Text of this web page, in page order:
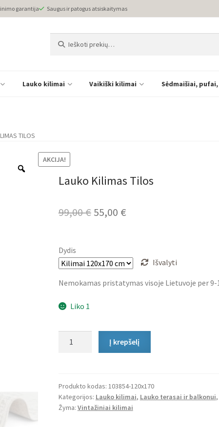
garantija Saugus ir patogus atsiskaitymas
Lauko kilimai Vaikiški kilimai Sėdmaišiai,
TILOS
AKCIJA!
Lauko Kilimas Tilos
99,00€ Original
99,00 €.
55,00 €Current
55,00 €.
Dydis
Išvalyti
Nemokamas pristatymas visoje Lietuvoje per 9-
Liko 1
Tilos
Į krepšelį
Produkto kodas: 103854-120x170
Kategorijos: Lauko kilimai, Lauko terasai ir balkonui,
Žyma: Vintažiniai kilimai